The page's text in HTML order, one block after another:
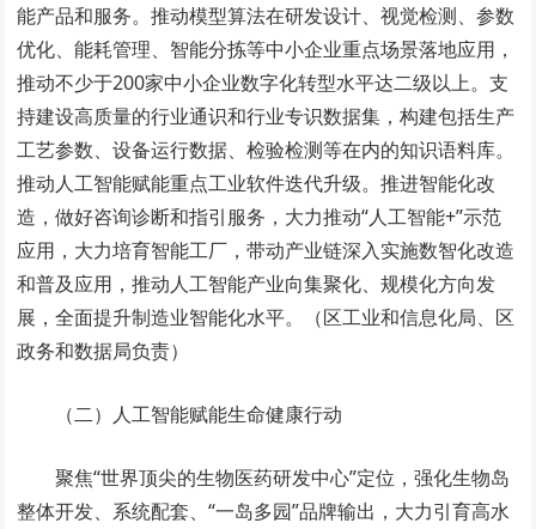
能产品和服务。推动模型算法在研发设计、视觉检测、参数
优化、能耗管理、智能分拣等中小企业重点场景落地应用，
推动不少于200家中小企业数字化转型水平达二级以上。支
持建设高质量的行业通识和行业专识数据集，构建包括生产
工艺参数、设备运行数据、检验检测等在内的知识语料库。
推动人工智能赋能重点工业软件迭代升级。推进智能化改
造，做好咨询诊断和指引服务，大力推动“人工智能+”示范
应用，大力培育智能工厂，带动产业链深入实施数智化改造
和普及应用，推动人工智能产业向集聚化、规模化方向发
展，全面提升制造业智能化水平。（区工业和信息化局、区
政务和数据局负责）
（二）人工智能赋能生命健康行动
聚焦“世界顶尖的生物医药研发中心”定位，强化生物岛
整体开发、系统配套、“一岛多园”品牌输出，大力引育高水